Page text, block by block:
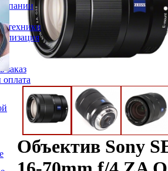
заказ
оплата
Объектив Sony